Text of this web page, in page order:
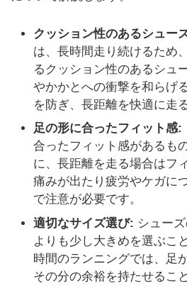
クッション性のあるシュー
は、長時間走り続けるため
るクッション性のあるシュ
やかかとへの衝撃を和らげ
を防ぎ、長距離を快適に走
足の形に合ったフィット感:
合ったフィット感があるも
に、長距離を走る場合はフ
痛みが出たり疲労やケガに
で注意が必要です。
適切なサイズ選び: シュー
よりも少し大きめを選ぶこ
時間のランニングでは、足
その分の余裕を持たせるこ